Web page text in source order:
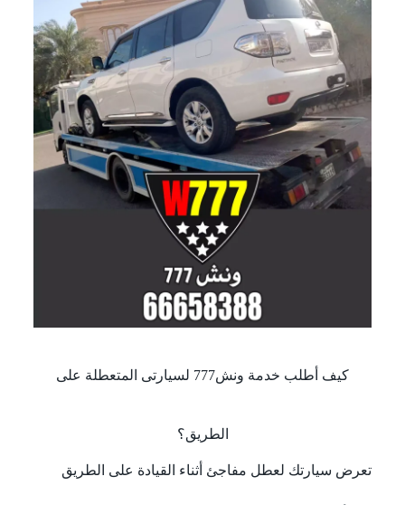
كيف أطلب خدمة ونش777 لسيارتى المتعطلة على
الطريق؟
تعرض سيارتك لعطل مفاجئ أثناء القيادة على الطريق